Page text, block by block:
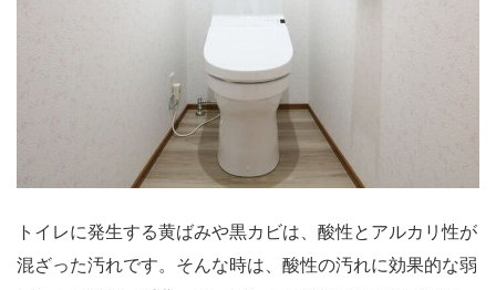
トイレに発生する黄ばみや黒カビは、酸性とアルカリ性が
混ざった汚れです。そんな時は、酸性の汚れに効果的な弱